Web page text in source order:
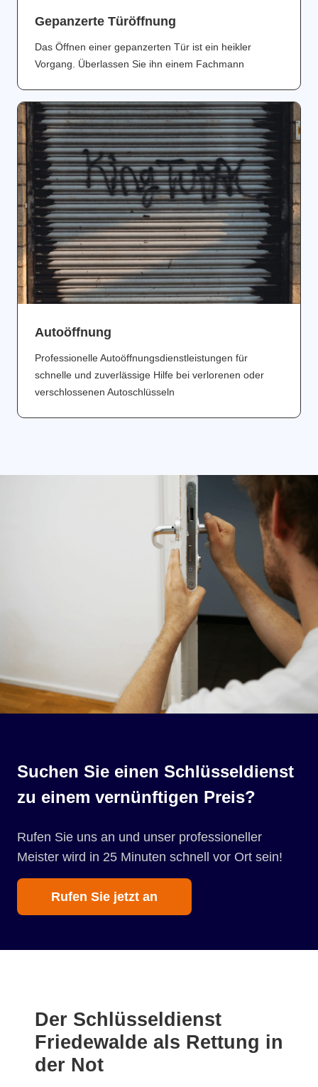
Gepanzerte Türöffnung
Das Öffnen einer gepanzerten Tür ist ein heikler
Vorgang. Überlassen Sie ihn einem Fachmann
Аutoöffnung
Professionelle Autoöffnungsdienstleistungen für
schnelle und zuverlässige Hilfe bei verlorenen oder
verschlossenen Autoschlüsseln
Suchen Sie einen Schlüsseldienst
zu einem vernünftigen Preis?
Rufen Sie uns an und unser professioneller
Meister wird in 25 Minuten schnell vor Ort sein!
Rufen Sie jetzt an
Der Schlüsseldienst
Friedewalde als Rettung in
der Not